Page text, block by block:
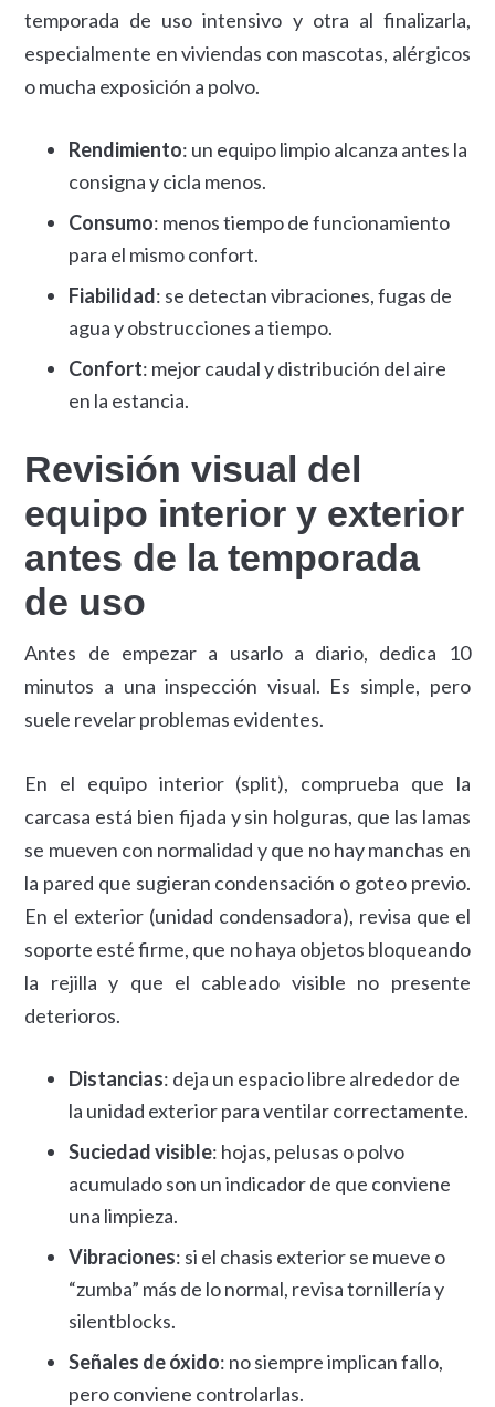
temporada de uso intensivo y otra al finalizarla,
especialmente en viviendas con mascotas, alérgicos
o mucha exposición a polvo.
Rendimiento: un equipo limpio alcanza antes la
consigna y cicla menos.
Consumo: menos tiempo de funcionamiento
para el mismo confort.
Fiabilidad: se detectan vibraciones, fugas de
agua y obstrucciones a tiempo.
Confort: mejor caudal y distribución del aire
en la estancia.
Revisión visual del
equipo interior y exterior
antes de la temporada
de uso
Antes de empezar a usarlo a diario, dedica 10
minutos a una inspección visual. Es simple, pero
suele revelar problemas evidentes.
En el equipo interior (split), comprueba que la
carcasa está bien fijada y sin holguras, que las lamas
se mueven con normalidad y que no hay manchas en
la pared que sugieran condensación o goteo previo.
En el exterior (unidad condensadora), revisa que el
soporte esté firme, que no haya objetos bloqueando
la rejilla y que el cableado visible no presente
deterioros.
Distancias: deja un espacio libre alrededor de
la unidad exterior para ventilar correctamente.
Suciedad visible: hojas, pelusas o polvo
acumulado son un indicador de que conviene
una limpieza.
Vibraciones: si el chasis exterior se mueve o
“zumba” más de lo normal, revisa tornillería y
silentblocks.
Señales de óxido: no siempre implican fallo,
pero conviene controlarlas.